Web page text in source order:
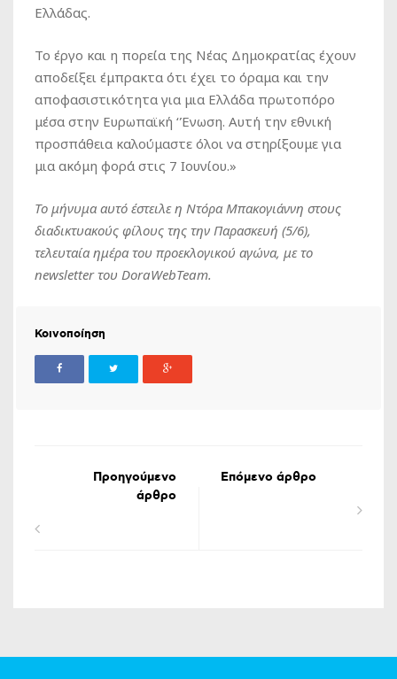
Ελλάδας.
Το έργο και η πορεία της Νέας Δημοκρατίας έχουν
αποδείξει έμπρακτα ότι έχει το όραμα και την
αποφασιστικότητα για μια Ελλάδα πρωτοπόρο
μέσα στην Ευρωπαϊκή ‘Ένωση. Αυτή την εθνική
προσπάθεια καλούμαστε όλοι να στηρίξουμε για
μια ακόμη φορά στις 7 Ιουνίου.»
Το μήνυμα αυτό έστειλε η Ντόρα Μπακογιάννη στους
διαδικτυακούς φίλους της την Παρασκευή (5/6),
τελευταία ημέρα του προεκλογικού αγώνα, με το
newsletter του DoraWebTeam.
Κοινοποίηση
Προηγούμενο
άρθρο
Επόμενο άρθρο